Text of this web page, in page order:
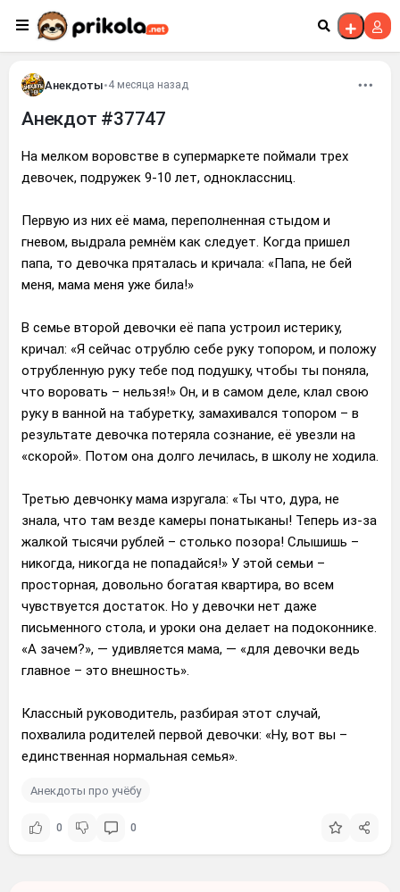
Перейти к контенту
Анекдоты•4 месяца назад
Анекдот #37747
На мелком воровстве в супермаркете поймали трех
девочек, подружек 9-10 лет, одноклассниц.
Первую из них её мама, переполненная стыдом и
гневом, выдрала ремнём как следует. Когда пришел
папа, то девочка пряталась и кричала: «Папа, не бей
меня, мама меня уже била!»
В семье второй девочки её папа устроил истерику,
кричал: «Я сейчас отрублю себе руку топором, и положу
отрубленную руку тебе под подушку, чтобы ты поняла,
что воровать – нельзя!» Он, и в самом деле, клал свою
руку в ванной на табуретку, замахивался топором – в
результате девочка потеряла сознание, её увезли на
«скорой». Потом она долго лечилась, в школу не ходила.
Третью девчонку мама изругала: «Ты что, дура, не
знала, что там везде камеры понатыканы! Теперь из-за
жалкой тысячи рублей – столько позора! Слышишь –
никогда, никогда не попадайся!» У этой семьи –
просторная, довольно богатая квартира, во всем
чувствуется достаток. Но у девочки нет даже
письменного стола, и уроки она делает на подоконнике.
«А зачем?», — удивляется мама, — «для девочки ведь
главное – это внешность».
Классный руководитель, разбирая этот случай,
похвалила родителей первой девочки: «Ну, вот вы –
единственная нормальная семья».
Анекдоты про учёбу
0 0